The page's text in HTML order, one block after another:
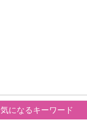
気になるキーワード